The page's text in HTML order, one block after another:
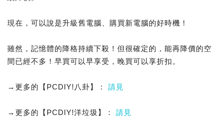
現在，可以說是升級舊電腦、購買新電腦的好時機！
雖然，記憶體的降格持續下殺！但很確定的，能再降價的空
間已經不多！早買可以早享受，晚買可以享折扣。
→更多的【PCDIY!八卦】： 請見
→更多的【PCDIY!洋垃圾】： 請見